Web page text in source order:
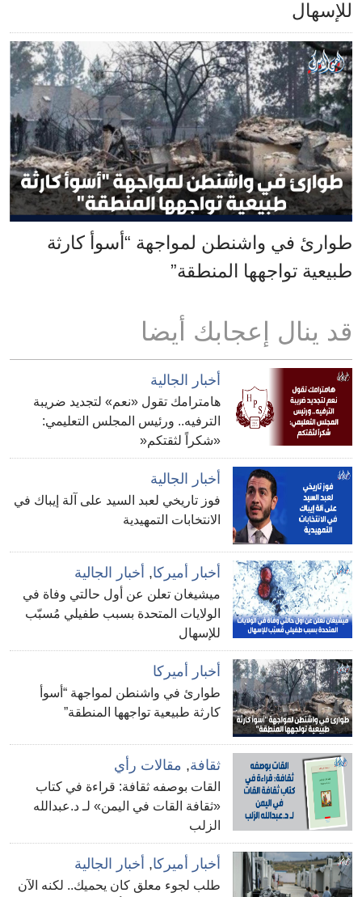
للإسهال
طوارئ في واشنطن لمواجهة “أسوأ كارثة
طبيعية تواجهها المنطقة”
قد ينال إعجابك أيضا
أخبار الجالية
هامترامك تقول «نعم» لتجديد ضريبة
الترفيه.. ورئيس المجلس التعليمي:
«شكراً لثقتكم«
أخبار الجالية
فوز تاريخي لعبد السيد على آلة إيباك في
الانتخابات التمهيدية
أخبار أميركا, أخبار الجالية
ميشيغان تعلن عن أول حالتي وفاة في
الولايات المتحدة بسبب طفيلي مُسبّب
للإسهال
أخبار أميركا
طوارئ في واشنطن لمواجهة “أسوأ
كارثة طبيعية تواجهها المنطقة”
ثقافة, مقالات رأي
القات بوصفه ثقافة: قراءة في كتاب
«ثقافة القات في اليمن» لـ د.عبدالله
الزلب
أخبار أميركا, أخبار الجالية
طلب لجوء معلق كان يحميك.. لكنه الآن